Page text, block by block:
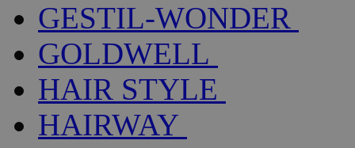
GESTIL-WONDER
GOLDWELL
HAIR STYLE
HAIRWAY